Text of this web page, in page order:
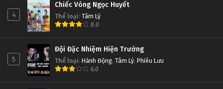
4
Chiếc Vòng Ngọc Huyết
Thể loại: Tâm Lý
8.0
5
Đội Đặc Nhiệm Hiện Trường
Thể loại: Hành Động, Tâm Lý, Phiêu Lưu
6.0